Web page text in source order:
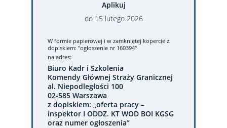
Aplikuj
do 15 lutego 2026
W formie papierowej i w zamkniętej kopercie z
dopiskiem: "ogłoszenie nr 160394"
na adres:
Biuro Kadr i Szkolenia
Komendy Głównej Straży Granicznej
al. Niepodległości 100
02-585 Warszawa
z dopiskiem: „oferta pracy –
inspektor I ODDZ. KT WOD BOI KGSG
oraz numer ogłoszenia”